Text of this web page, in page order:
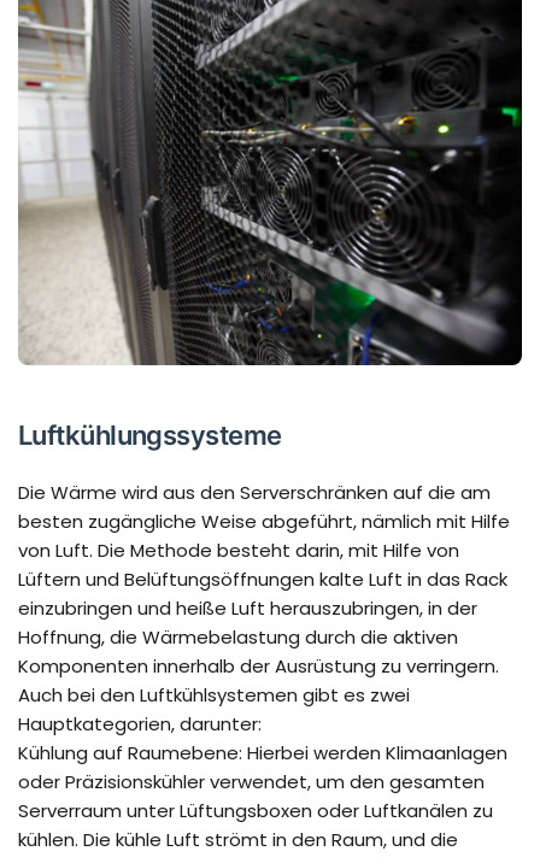
Luftkühlungssysteme
Die Wärme wird aus den Serverschränken auf die am
besten zugängliche Weise abgeführt, nämlich mit Hilfe
von Luft. Die Methode besteht darin, mit Hilfe von
Lüftern und Belüftungsöffnungen kalte Luft in das Rack
einzubringen und heiße Luft herauszubringen, in der
Hoffnung, die Wärmebelastung durch die aktiven
Komponenten innerhalb der Ausrüstung zu verringern.
Auch bei den Luftkühlsystemen gibt es zwei
Hauptkategorien, darunter:
Kühlung auf Raumebene: Hierbei werden Klimaanlagen
oder Präzisionskühler verwendet, um den gesamten
Serverraum unter Lüftungsboxen oder Luftkanälen zu
kühlen. Die kühle Luft strömt in den Raum, und die